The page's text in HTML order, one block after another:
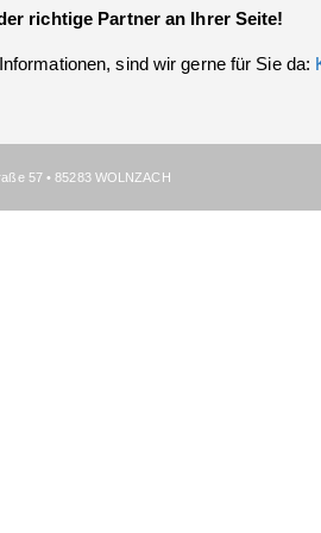
richtige Partner an Ihrer Seite!
sind wir gerne für Sie da:
57 • 85283 WOLNZACH